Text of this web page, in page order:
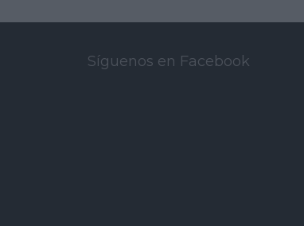
Síguenos en Facebook